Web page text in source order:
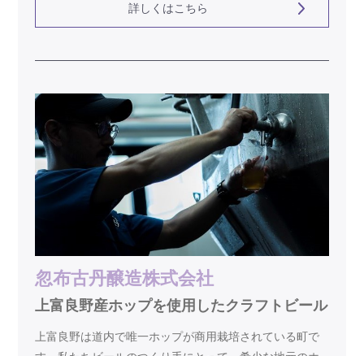
詳しくはこちら
忽布古丹醸造株式会社
上富良野産ホップを使用したクラフトビール
上富良野は道内で唯一ホップが商用栽培されている町で